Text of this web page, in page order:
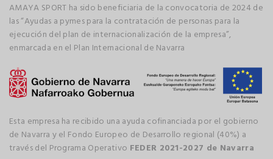
AMAYA SPORT ha sido beneficiaria de la convocatoria de 2024 de
las “Ayudas a pymes para la contratación de personas para la
ejecución del plan de internacionalización de la empresa”,
enmarcada en el Plan Internacional de Navarra
Esta empresa ha recibido una ayuda cofinanciada por el gobierno
de Navarra y el Fondo Europeo de Desarrollo regional (40%) a
través del Programa Operativo FEDER 2021-2027 de Navarra